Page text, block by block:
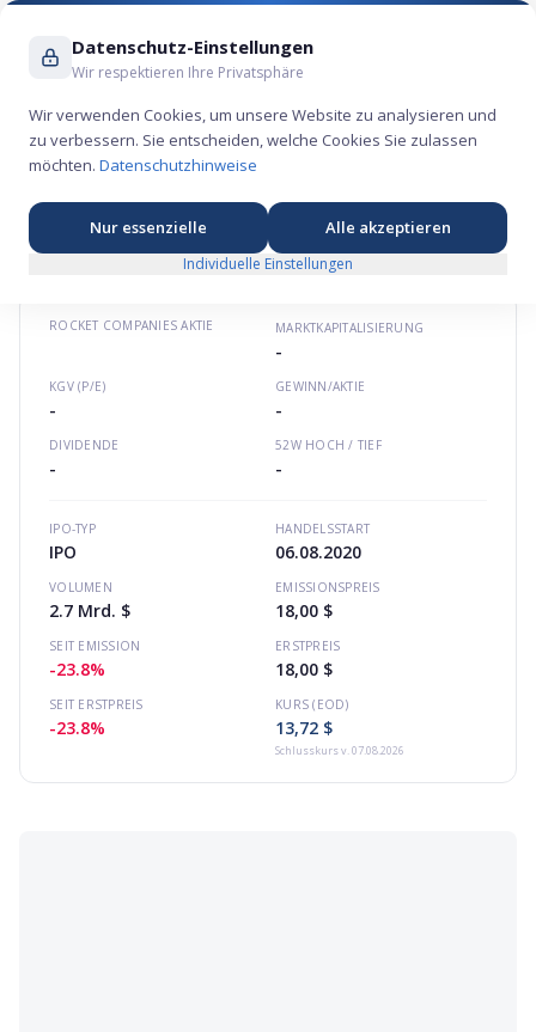
Suche ...
Rocket Companies Aktie – Finanz-Börsengang
2020
Nordamerika 💰 rocketcompanies.com ★
ROCKET COMPANIES AKTIE MARKTKAPITALISIERUNG
-
KGV (P/E)
-
GEWINN/AKTIE
-
DIVIDENDE
-
52W HOCH / TIEF
-
IPO-TYP
IPO
HANDELSSTART
06.08.2020
VOLUMEN
2.7 Mrd. $
EMISSIONSPREIS
18,00 $
SEIT EMISSION
-23.8%
ERSTPREIS
18,00 $
SEIT ERSTPREIS
-23.8%
KURS (EOD)
13,72 $
Schlusskursv. 07.08.2026
Datenschutz-Einstellungen
Wir respektieren Ihre Privatsphäre
Wir verwenden Cookies, um unsere Website zu analysieren und
zu verbessern. Sie entscheiden, welche Cookies Sie zulassen
möchten. Datenschutzhinweise
Nur essenzielle Alle akzeptieren
Individuelle Einstellungen